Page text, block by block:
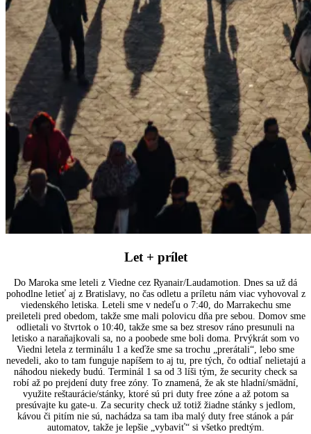
Let + prílet
Do Maroka sme leteli z Viedne cez Ryanair/Laudamotion. Dnes sa už dá
pohodlne letieť aj z Bratislavy, no čas odletu a príletu nám viac vyhovoval z
viedenského letiska. Leteli sme v nedeľu o 7:40, do Marrakechu sme
preileteli pred obedom, takže sme mali polovicu dňa pre sebou. Domov sme
odlietali vo štvrtok o 10:40, takže sme sa bez stresov ráno presunuli na
letisko a naraňajkovali sa, no a poobede sme boli doma. Prvýkrát som vo
Viedni letela z terminálu 1 a keďže sme sa trochu „prerátali“, lebo sme
nevedeli, ako to tam funguje napíšem to aj tu, pre tých, čo odtiaľ nelietajú a
náhodou niekedy budú. Terminál 1 sa od 3 líši tým, že security check sa
robí až po prejdení duty free zóny. To znamená, že ak ste hladní/smädní,
využite reštaurácie/stánky, ktoré sú pri duty free zóne a až potom sa
presúvajte ku gate-u. Za security check už totiž žiadne stánky s jedlom,
kávou či pitím nie sú, nachádza sa tam iba malý duty free stánok a pár
automatov, takže je lepšie „vybaviť“ si všetko predtým.